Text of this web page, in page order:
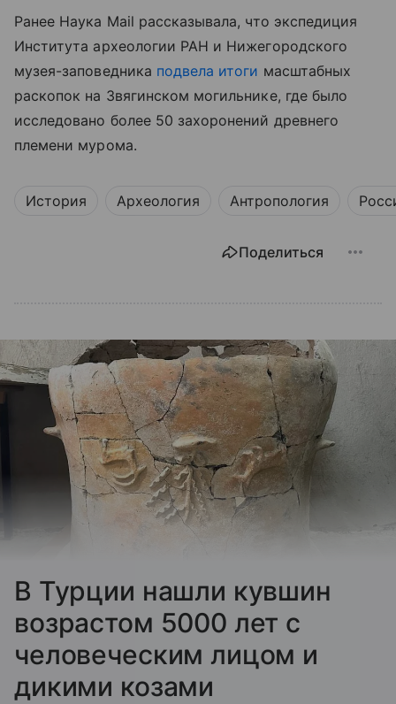
Ранее Наука Mail рассказывала, что экспедиция
Института археологии РАН и Нижегородского
музея-заповедника подвела итоги масштабных
раскопок на Звягинском могильнике, где было
исследовано более 50 захоронений древнего
племени мурома.
История Археология Антропология
Поделиться
В Турции нашли кувшин
возрастом 5000 лет с
человеческим лицом и
дикими козами